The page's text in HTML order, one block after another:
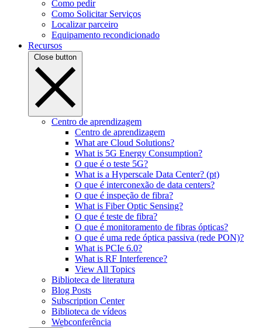
Como pedir
Como Solicitar Serviços
Localizar parceiro
Equipamento recondicionado
Recursos
Close button
Centro de aprendizagem
Centro de aprendizagem
What are Cloud Solutions?
What is 5G Energy Consumption?
O que é o teste 5G?
What is a Hyperscale Data Center? (pt)
O que é interconexão de data centers?
O que é inspeção de fibra?
What is Fiber Optic Sensing?
O que é teste de fibra?
O que é monitoramento de fibras ópticas?
O que é uma rede óptica passiva (rede PON)?
What is PCIe 6.0?
What is RF Interference?
View All Topics
Biblioteca de literatura
Blog Posts
Subscription Center
Biblioteca de vídeos
Webconferência